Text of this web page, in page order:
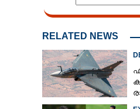
RELATED NEWS